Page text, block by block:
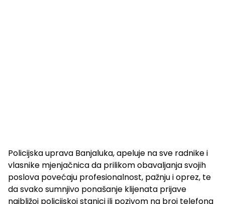
Policijska uprava Banjaluka, apeluje na sve radnike i
vlasnike mjenjačnica da prilikom obavaljanja svojih
poslova povećaju profesionalnost, pažnju i oprez, te
da svako sumnjivo ponašanje klijenata prijave
najbližoj policijskoj stanici ili pozivom na broj telefona